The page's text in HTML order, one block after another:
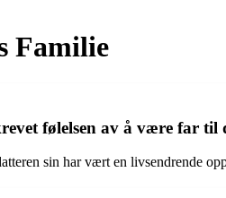
Familie
følelsen av å være far til
sin har vært en livsendrende